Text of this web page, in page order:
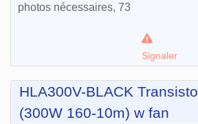
photos nécessaires, 73
Signaler
HLA300V-BLACK
(300W 160-10m) w fan